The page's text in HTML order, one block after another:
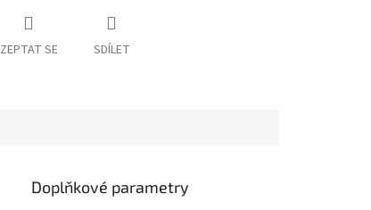
ZEPTAT SE SDÍLET
Doplňkové parametry